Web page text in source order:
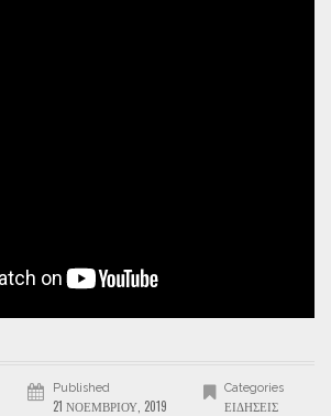
Published
21 ΝΟΕΜΒΡΊΟΥ, 2019
Categories
ΕΙΔΉΣΕΙΣ